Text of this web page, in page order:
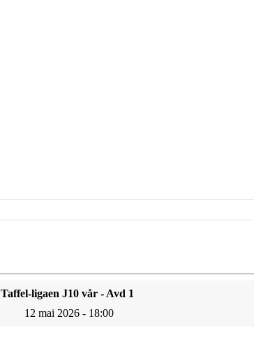
Taffel-ligaen J10 vår - Avd 1
12 mai 2026 - 18:00